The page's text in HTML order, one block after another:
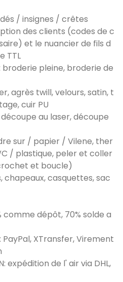
/ insignes / crêtes
des clients (codes de c
et le nuancier de fils d
TTL
pleine, broderie de
agrès twill, velours, satin, t
cuir PU
au laser, découpe
sur / papier / Vilene, ther
/ plastique, peler et coller
et boucle)
casquettes, sac
comme dépôt, 70% solde a
XTransfer, Virement
expédition de l' air via DHL,